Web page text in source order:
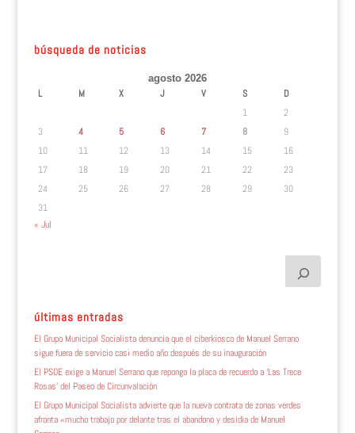
búsqueda de noticias
agosto 2026
L M X J V S
D
1
2
3
4 5 6 7 8
9
10
11 12 13 14 15
16
17
18 19 20 21 22
23
24
25 26 27 28 29
30
31
« Jul
últimas entradas
El Grupo Municipal Socialista denuncia que el ciberkiosco de Manuel Serrano
sigue fuera de servicio casi medio año después de su inauguración
El PSOE exige a Manuel Serrano que reponga la placa de recuerdo a ‘Las Trece
Rosas’ del Paseo de Circunvalación
El Grupo Municipal Socialista advierte que la nueva contrata de zonas verdes
afronta «mucho trabajo por delante tras el abandono y desidia de Manuel